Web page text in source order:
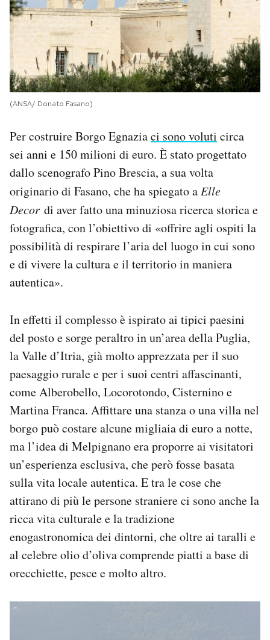
(ANSA/ Donato Fasano)
Per costruire Borgo Egnaziaci sono voluti circa
sei anni e 150 milioni di euro. È stato progettato
dallo scenografo Pino Brescia, a sua volta
originario di Fasano, che ha spiegato a Elle
Decor di aver fatto una minuziosa ricerca storica e
fotografica, con l’obiettivo di «offrire agli ospiti la
possibilità di respirare l’aria del luogo in cui sono
e di vivere la cultura e il territorio in maniera
autentica».
In effetti il complesso è ispirato ai tipici paesini
del posto e sorge peraltro in un’area della Puglia,
la Valle d’Itria, già molto apprezzata per il suo
paesaggio rurale e per i suoi centri affascinanti,
come Alberobello, Locorotondo, Cisternino e
Martina Franca. Affittare una stanza o una villa nel
borgo può costare alcune migliaia di euro a notte,
ma l’idea di Melpignano era proporre ai visitatori
un’esperienza esclusiva, che però fosse basata
sulla vita locale autentica. E tra le cose che
attirano di più le persone straniere ci sono anche la
ricca vita culturale e la tradizione
enogastronomica dei dintorni, che oltre ai taralli e
al celebre olio d’oliva comprende piatti a base di
orecchiette, pesce e molto altro.